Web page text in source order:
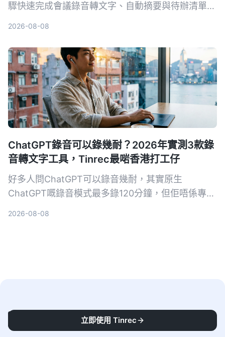
驟快速完成會議錄音轉文字、自動摘要與待辦清單，
2026-08-08
ChatGPT錄音可以錄幾耐？2026年實測3款錄
音轉文字工具，Tinrec最啱香港打工仔
好多人問ChatGPT可以錄音幾耐，其實原生
ChatGPT嘅錄音模式最多錄120分鐘，但佢唔係專為
2026-08-08
立即使用 Tinrec